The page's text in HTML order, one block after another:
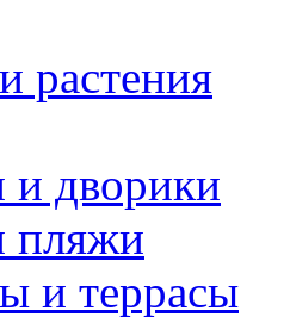
растения
и дворики
пляжи
и террасы